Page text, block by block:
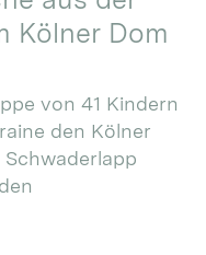
Kölner Dom
von 41 Kindern
den Kölner